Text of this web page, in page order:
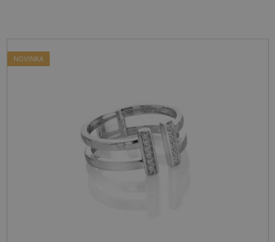
NOVINKA